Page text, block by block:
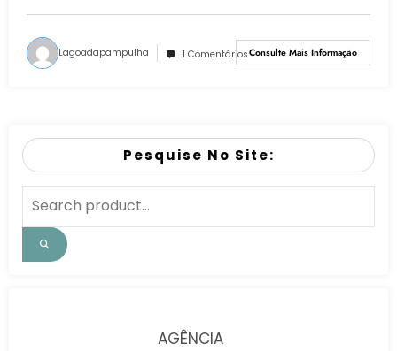
Lagoadapampulha 1 ComentáriosConsulte Mais Informação
Pesquise No Site:
AGÊNCIA